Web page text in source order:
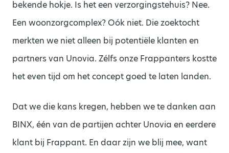
bekende hokje. Is het een verzorgingstehuis? Nee.
Een woonzorgcomplex? Oók niet. Die zoektocht
merkten we niet alleen bij potentiële klanten en
partners van Unovia. Zélfs onze Frappanters kostte
het even tijd om het concept goed te laten landen.
Dat we die kans kregen, hebben we te danken aan
BINX, één van de partijen achter Unovia en eerdere
klant bij Frappant. En daar zijn we blij mee, want